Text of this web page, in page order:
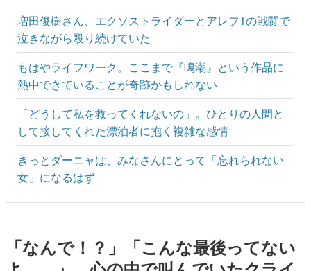
増田俊樹さん、エクソストライダーとアレフ1の戦闘で
泣きながら殴り続けていた
もはやライフワーク。ここまで『鳴潮』という作品に
熱中できていることが奇跡かもしれない
「どうして私を救ってくれないの」。ひとりの人間と
して接してくれた漂泊者に抱く複雑な感情
きっとダーニャは、みなさんにとって「忘れられない
女」になるはず
「なんで！？」「こんな最後ってない